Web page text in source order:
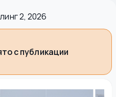
2, 2026
с публикации